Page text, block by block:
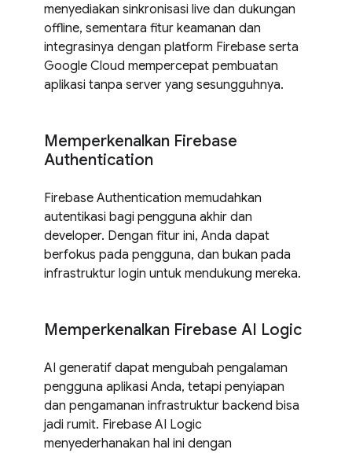
menyediakan sinkronisasi live dan dukungan
offline, sementara fitur keamanan dan
integrasinya dengan platform Firebase serta
Google Cloud mempercepat pembuatan
aplikasi tanpa server yang sesungguhnya.
Memperkenalkan Firebase
Authentication
Firebase Authentication memudahkan
autentikasi bagi pengguna akhir dan
developer. Dengan fitur ini, Anda dapat
berfokus pada pengguna, dan bukan pada
infrastruktur login untuk mendukung mereka.
Memperkenalkan Firebase AI Logic
AI generatif dapat mengubah pengalaman
pengguna aplikasi Anda, tetapi penyiapan
dan pengamanan infrastruktur backend bisa
jadi rumit. Firebase AI Logic
menyederhanakan hal ini dengan